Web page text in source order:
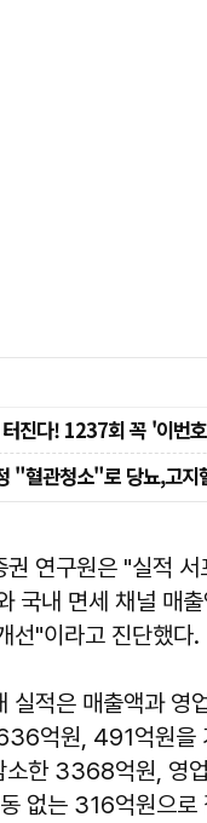
권 연구원은 "실적
국내 면세 채널 매
선"이라고 진단했다.
실적은 매출액과 영
억원, 491억원을
소한 3368억원, 영
없는 316억원으로